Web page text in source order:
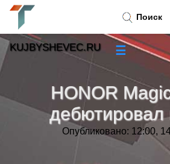
HONOR
Опубликовано: 12:00,
Поиск
KUJBYSHEVEC.RU ☰
»
Тренды новостей »
»